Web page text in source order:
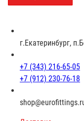
з
г.Екатеринбург,
+7 (343) 216-65-05
+7 (912) 230-76-18